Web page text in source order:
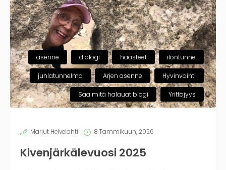
asenne dialogi haasteet ilontunne
juhlatunnelma Arjen asenne Hyvinvointi
Saa mitä halauat blogi Yrittäjyys
Marjut Helvelahti 8 Tammikuun, 2026
Kivenjärkälevuosi 2025